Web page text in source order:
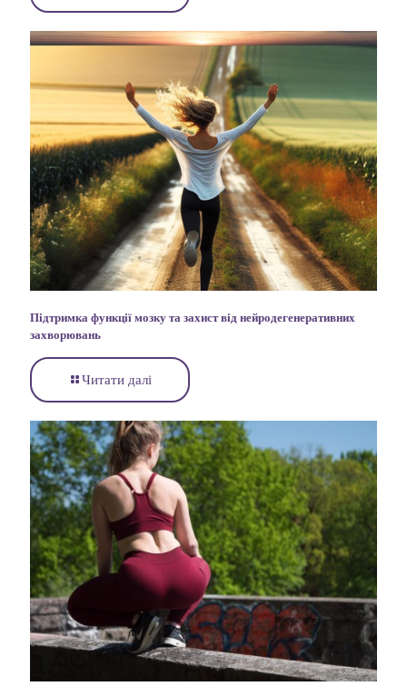
Підтримка функції мозку та захист від нейродегенеративних
захворювань
Читати далі